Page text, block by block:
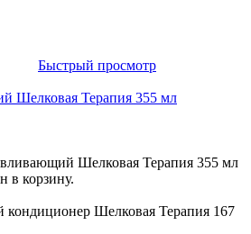
Быстрый просмотр
Шелковая Терапия 355 мл
Шелковая Терапия 355 мл
в корзину.
Шелковая Терапия 167